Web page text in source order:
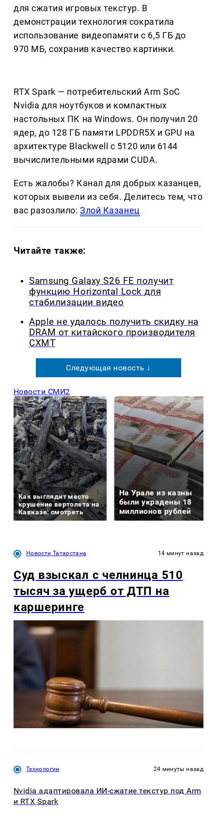
для сжатия игровых текстур. В
демонстрации технология сократила
использование видеопамяти с 6,5 ГБ до
970 МБ, сохранив качество картинки.
RTX Spark — потребительский Arm SoC
Nvidia для ноутбуков и компактных
настольных ПК на Windows. Он получил 20
ядер, до 128 ГБ памяти LPDDR5X и GPU на
архитектуре Blackwell с 5120 или 6144
вычислительными ядрами CUDA.
Есть жалобы? Канал для добрых казанцев,
которых вывели из себя. Делитеcь тем, что
вас разозлило:Злой Казанец
Читайте также:
Samsung Galaxy S26 FE получит
функцию Horizontal Lock для
стабилизации видео
Apple не удалось получить скидку на
DRAM от китайского производителя
CXMT
Следующая новость ↓
Новости СМИ2
Как выглядит место
крушение вертолета на
Кавказе: смотреть
На Урале из казны
были украдены 18
миллионов рублей
Новости Татарстана 14 минут назад
Суд взыскал с челнинца 510
тысяч за ущерб от ДТП на
каршеринге
Технологии 24 минуты назад
Nvidia адаптировала ИИ-сжатие текстур под Arm
и RTX Spark